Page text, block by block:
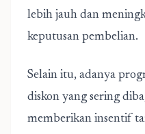
lebih jauh dan
keputusan pembelian.
Selain itu, adanya
diskon yang sering
memberikan insentif